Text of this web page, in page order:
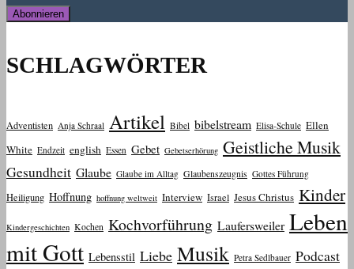
SCHLAGWÖRTER
Adventisten Anja Schraal Artikel Bibel bibelstream Elisa-Schule Ellen
White Endzeit english Essen Gebet Gebetserhörung Geistliche Musik
Gesundheit Glaube Glaube im Alltag Glaubenszeugnis Gottes Führung
Heiligung Hoffnung hoffnung weltweit Interview Israel Jesus Christus Kinder
Kindergeschichten Kochen Kochvorführung Laufersweiler Leben
mit Gott Lebensstil Liebe Musik Petra Sedlbauer Podcast